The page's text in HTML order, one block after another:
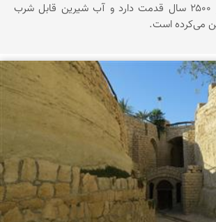
قنات کیش بیش از ۲۵۰۰ سال قدمت دارد و آب شیرین قابل شرب
می‌کرده است.